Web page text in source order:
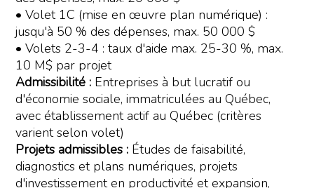
• Volet 1C (mise en œuvre plan numérique) :
jusqu'à 50 % des dépenses, max. 50 000 $
• Volets 2-3-4 : taux d'aide max. 25-30 %, max.
10 M$ par projet
Admissibilité : Entreprises à but lucratif ou
d'économie sociale, immatriculées au Québec,
avec établissement actif au Québec (critères
varient selon volet)
Projets admissibles : Études de faisabilité,
diagnostics et plans numériques, projets
d'investissement en productivité et expansion,